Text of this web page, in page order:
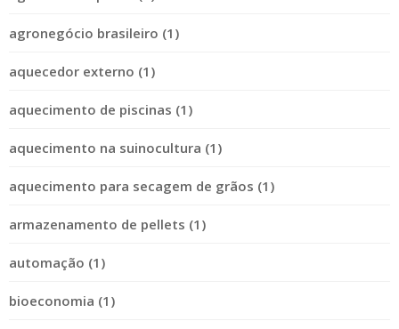
agronegócio brasileiro (1)
aquecedor externo (1)
aquecimento de piscinas (1)
aquecimento na suinocultura (1)
aquecimento para secagem de grãos (1)
armazenamento de pellets (1)
automação (1)
bioeconomia (1)